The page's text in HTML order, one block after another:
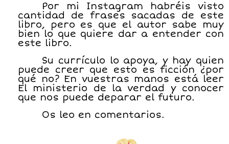
Por mi Instagram habréis visto
cantidad de frases sacadas de este
libro, pero es que el autor sabe muy
bien lo que quiere dar a entender con
este libro.
Su currículo lo apoya, y hay quien
puede creer que esto es ficción ¿por
qué no? En vuestras manos está leer
El ministerio de la verdad y conocer
que nos puede deparar el futuro.
Os leo en comentarios.